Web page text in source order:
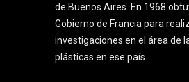
de Buenos Aires. En 1968
Gobierno de Francia para
investigaciones en el área de
plásticas en ese país.